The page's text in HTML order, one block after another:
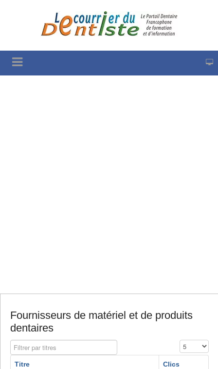
Fournisseurs de matériel et de produits
dentaires
Filtrer par titres Affichage #
Titre Clics